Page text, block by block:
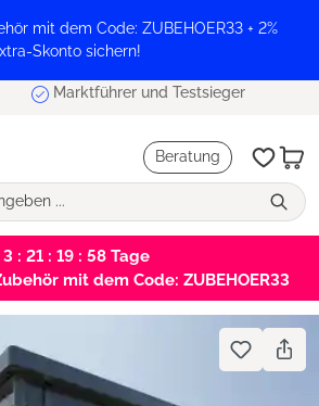
mit dem Code: ZUBEHOER33 + 2%
Skonto sichern!
Marktführer und Testsieger
Beratung
3 : 21 : 19 : 58Tage
mit dem Code: ZUBEHOER33